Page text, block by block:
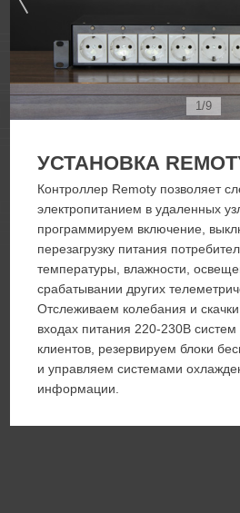
1/9
УСТАНОВКА
Контроллер Remoty позволяет
электропитанием в удаленных
программируем включение,
перезагрузку питания
температуры, влажности,
срабатывании других
Отслеживаем колебания и
входах питания 220-230В
клиентов, резервируем блоки
и управляем системами
информации.